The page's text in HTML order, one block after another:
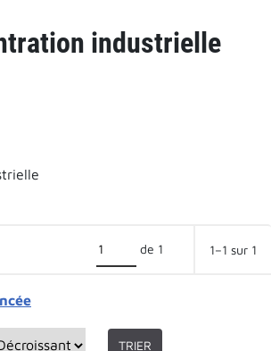
industrielle
de 1 1–1 sur 1
TRIER